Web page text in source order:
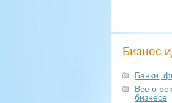
Бизнес
Банки,
Все о
бизнесе